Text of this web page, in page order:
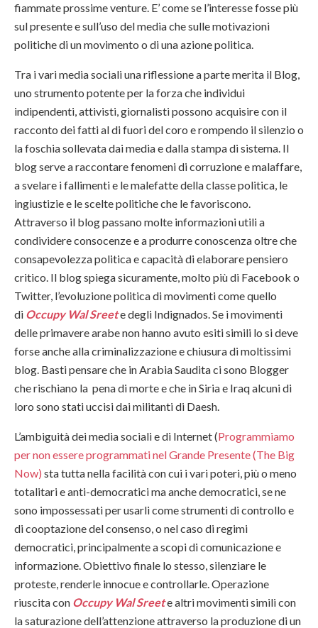
fiammate prossime venture. E’ come se l’interesse fosse più
sul presente e sull’uso del media che sulle motivazioni
politiche di un movimento o di una azione politica.
Tra i vari media sociali una riflessione a parte merita il Blog,
uno strumento potente per la forza che individui
indipendenti, attivisti, giornalisti possono acquisire con il
racconto dei fatti al di fuori del coro e rompendo il silenzio o
la foschia sollevata dai media e dalla stampa di sistema. Il
blog serve a raccontare fenomeni di corruzione e malaffare,
a svelare i fallimenti e le malefatte della classe politica, le
ingiustizie e le scelte politiche che le favoriscono.
Attraverso il blog passano molte informazioni utili a
condividere consocenze e a produrre conoscenza oltre che
consapevolezza politica e capacità di elaborare pensiero
critico. Il blog spiega sicuramente, molto più di Facebook o
Twitter, l’evoluzione politica di movimenti come quello
di Occupy Wal Sreete degli Indignados. Se i movimenti
delle primavere arabe non hanno avuto esiti simili lo si deve
forse anche alla criminalizzazione e chiusura di moltissimi
blog. Basti pensare che in Arabia Saudita ci sono Blogger
che rischiano la pena di morte e che in Siria e Iraq alcuni di
loro sono stati uccisi dai militanti di Daesh.
L’ambiguità dei media sociali e di Internet (Programmiamo
per non essere programmati nel Grande Presente (The Big
Now) sta tutta nella facilità con cui i vari poteri, più o meno
totalitari e anti-democratici ma anche democratici, se ne
sono impossessati per usarli come strumenti di controllo e
di cooptazione del consenso, o nel caso di regimi
democratici, principalmente a scopi di comunicazione e
informazione. Obiettivo finale lo stesso, silenziare le
proteste, renderle innocue e controllarle. Operazione
riuscita con Occupy Wal Sreete altri movimenti simili con
la saturazione dell’attenzione attraverso la produzione di un